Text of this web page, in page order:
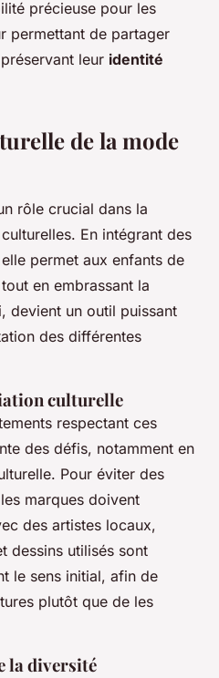
précieuse pour les
permettant de partager
leur identité
de la mode
rôle crucial dans la
En intégrant des
permet aux enfants de
tout en embrassant la
devient un outil puissant
des différentes
culturelle
respectant ces
des défis, notamment en
Pour éviter des
marques doivent
des artistes locaux,
dessins utilisés sont
le sens initial, afin de
plutôt que de les
la diversité